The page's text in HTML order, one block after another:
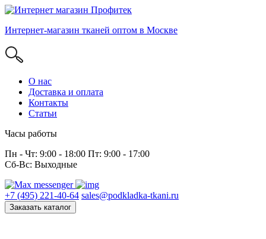
Интернет-магазин тканей оптом в Москве
О нас
Доставка и оплата
Контакты
Статьи
Часы работы
Пн - Чт: 9:00 - 18:00 Пт: 9:00 - 17:00
Сб-Вс: Выходные
+7 (495) 221-40-64 sales@podkladka-tkani.ru
Заказать каталог